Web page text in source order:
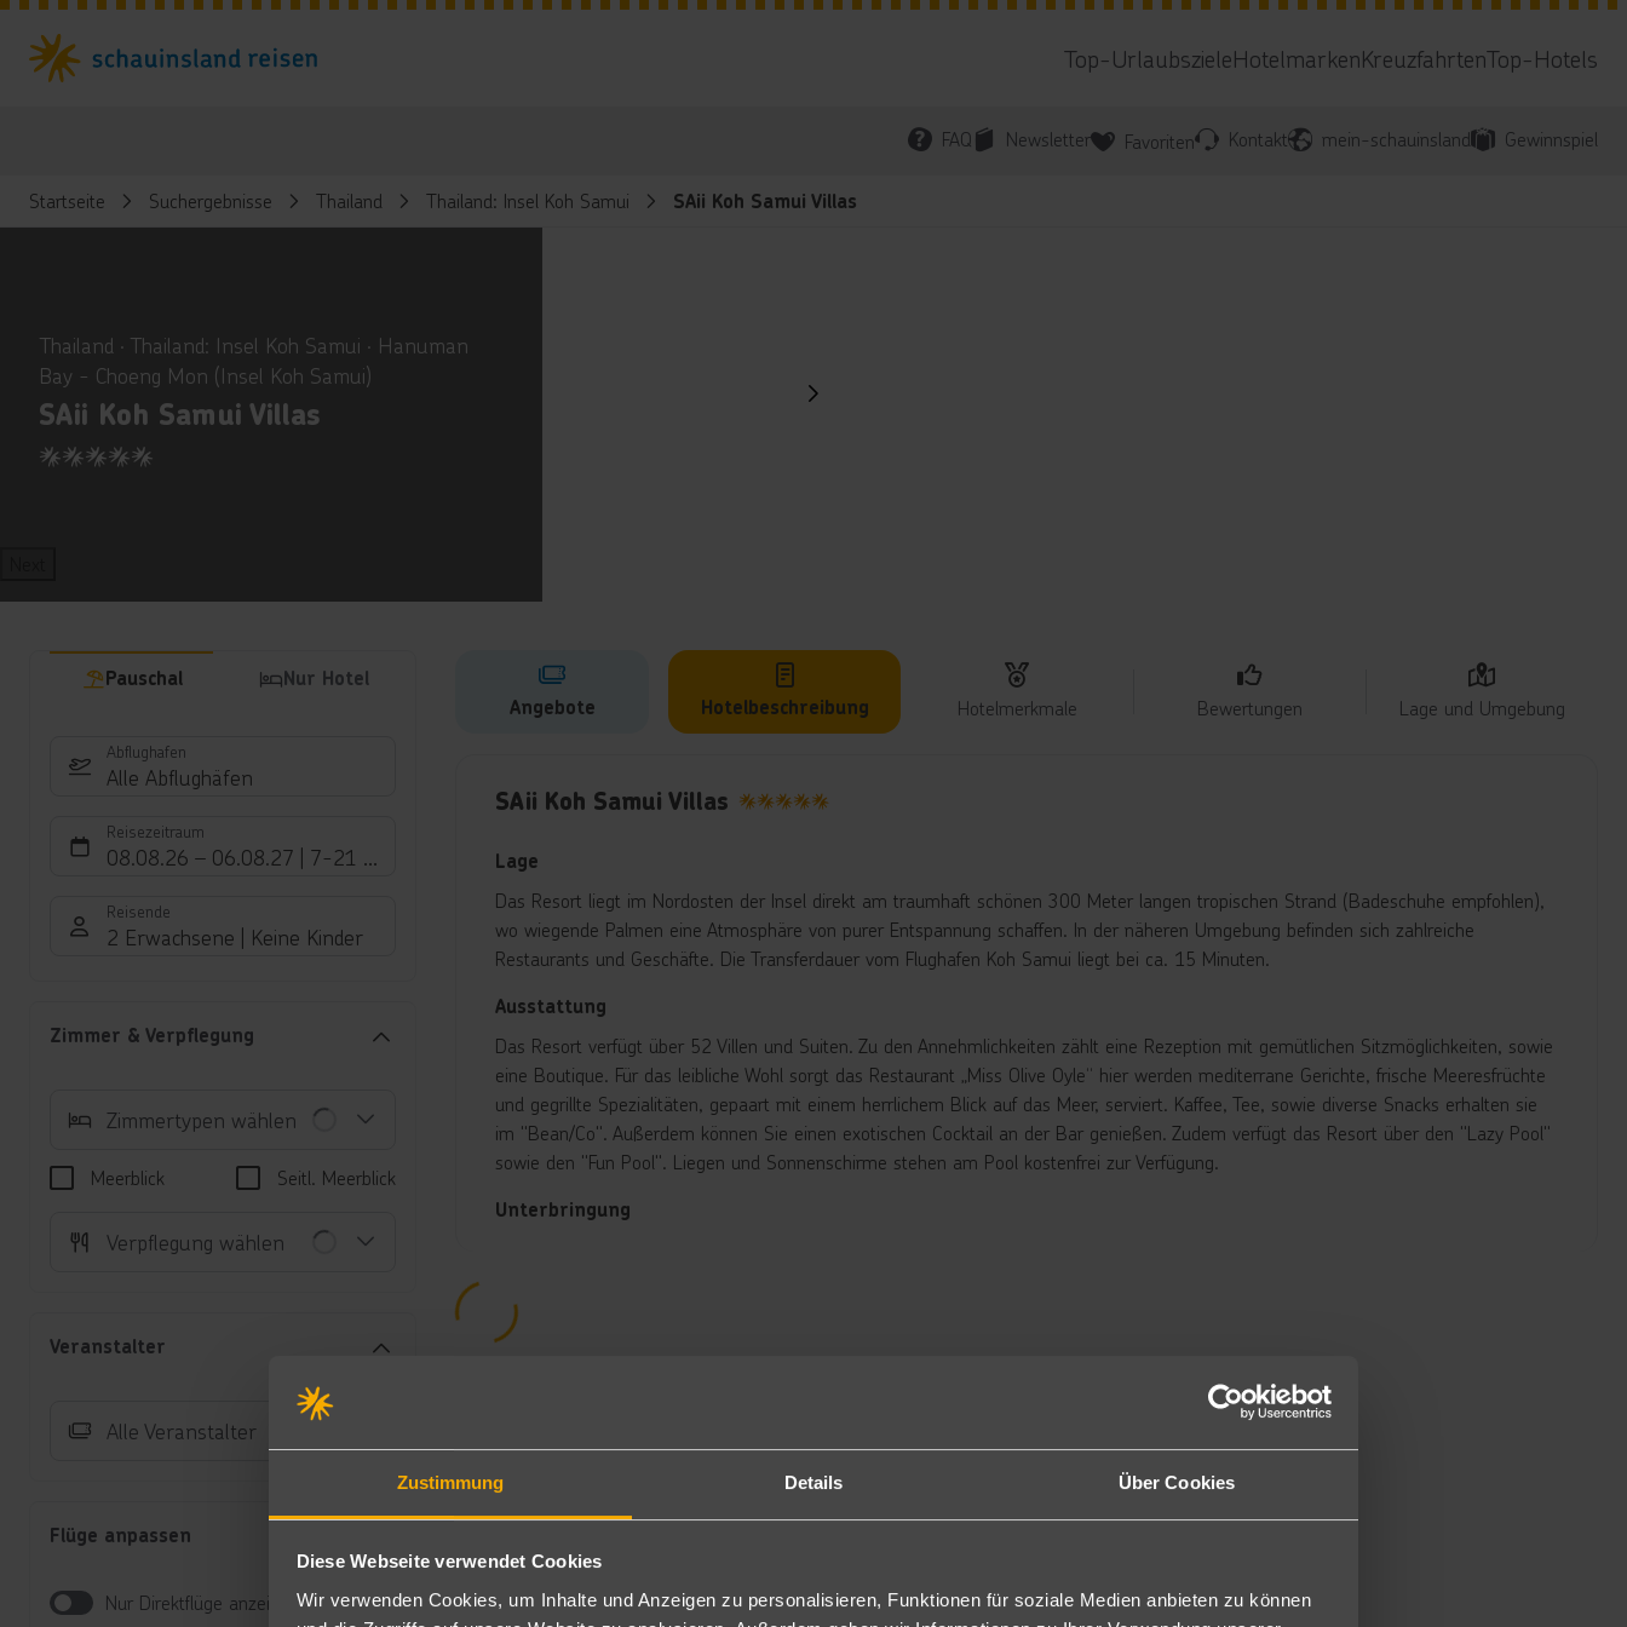
Zustimmung Details Über Cookies
Diese Webseite verwendet Cookies
Wir verwenden Cookies, um Inhalte und Anzeigen zu personalisieren, Funktionen für soziale Medien anbieten zu können
Top-UrlaubszieleHotelmarkenKreuzfahrtenTop-Hotels
FAQ Newsletter Favoriten Kontakt mein-schauinsland Gewinnspiel
Startseite Suchergebnisse Thailand Thailand: Insel Koh Samui SAii Koh Samui Villas
Thailand ∙ Thailand: Insel Koh Samui ∙ Hanuman
Bay - Choeng Mon (Insel Koh Samui)
SAii Koh Samui Villas
5
Pauschal Nur Hotel
Abflughafen
Alle Abflughäfen
Reisezeitraum
08.08.26 – 06.08.27 7-21 Nächte
Reisende
2 Erwachsene Keine Kinder
Zimmer & Verpflegung
Zimmertypen wählen
Meerblick Seitl. Meerblick
Verpflegung wählen
Veranstalter
Alle Veranstalter
Flüge anpassen
Nur Direktflüge anzeigen
Angebote Hotelbeschreibung Hotelmerkmale Bewertungen Lage und Umgebung
SAii Koh Samui Villas
Lage
Das Resort liegt im Nordosten der Insel direkt am traumhaft schönen 300 Meter langen tropischen Strand (Badeschuhe empfohlen),
wo wiegende Palmen eine Atmosphäre von purer Entspannung schaffen. In der näheren Umgebung befinden sich zahlreiche
Restaurants und Geschäfte. Die Transferdauer vom Flughafen Koh Samui liegt bei ca. 15 Minuten.
Ausstattung
Das Resort verfügt über 52 Villen und Suiten. Zu den Annehmlichkeiten zählt eine Rezeption mit gemütlichen Sitzmöglichkeiten, sowie
eine Boutique. Für das leibliche Wohl sorgt das Restaurant „Miss Olive Oyle“ hier werden mediterrane Gerichte, frische Meeresfrüchte
und gegrillte Spezialitäten, gepaart mit einem herrlichem Blick auf das Meer, serviert. Kaffee, Tee, sowie diverse Snacks erhalten sie
im "Bean/Co". Außerdem können Sie einen exotischen Cocktail an der Bar genießen. Zudem verfügt das Resort über den "Lazy Pool"
sowie den "Fun Pool". Liegen und Sonnenschirme stehen am Pool kostenfrei zur Verfügung.
Unterbringung
Deluxe Pool Villa: Die Deluxe Pool Villa (ca. 100 m²) verfügt über die gleiche Ausstattung wie die Pool Villa, jedoch geräumiger und
Frühstück in Buffetform. Bei HP Abendessen als Set-Menu bei gebuchter Vollpension zusätzlich Mittagessen als Set-Menu.
All-Inclusive